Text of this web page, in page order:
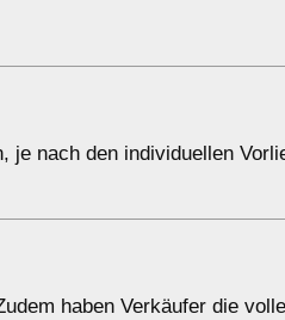
je nach den individuellen
haben Verkäufer die